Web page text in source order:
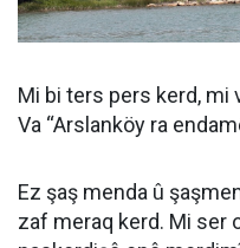
Mi bi ters pers kerd, mi
Va “Arslanköy ra
Ez şaş menda û
zaf meraq kerd. Mi ser